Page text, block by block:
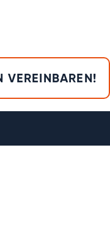
VEREINBAREN!